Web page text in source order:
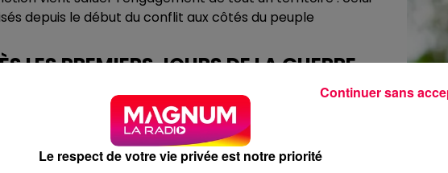
depuis le début du conflit aux côtés du peuple
LES PREMIERS JOURS DE LA GUERRE
les initiatives de solidarité envers l’Ukraine et leur ville
rapidement après le déclenchement de
rendue en Pologne avec deux bus afin
de fuir leur pays.
Le respect de votre vie privée est notre priorité
Continuer sans